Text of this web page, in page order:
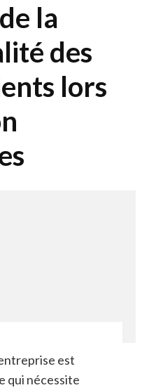
la
des
lors
est
qui nécessite